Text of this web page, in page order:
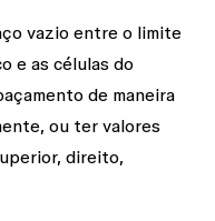
vazio entre o limite
e as células do
de maneira
ou ter valores
direito,